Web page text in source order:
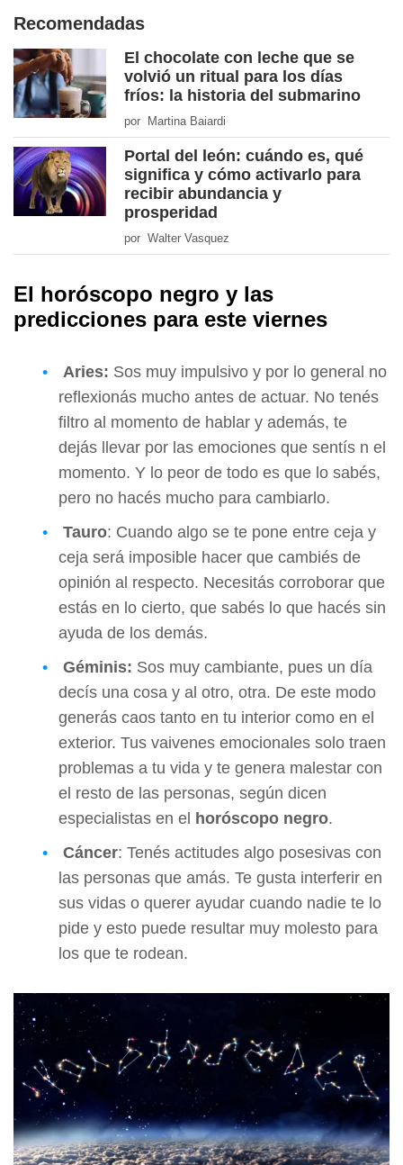
Recomendadas
El chocolate con leche que se
volvió un ritual para los días
fríos: la historia del submarino
por Martina Baiardi
Portal del león: cuándo es, qué
significa y cómo activarlo para
recibir abundancia y
prosperidad
por Walter Vasquez
El horóscopo negro y las
predicciones para este viernes
Aries: Sos muy impulsivo y por lo general no
reflexionás mucho antes de actuar. No tenés
filtro al momento de hablar y además, te
dejás llevar por las emociones que sentís n el
momento. Y lo peor de todo es que lo sabés,
pero no hacés mucho para cambiarlo.
Tauro: Cuando algo se te pone entre ceja y
ceja será imposible hacer que cambiés de
opinión al respecto. Necesitás corroborar que
estás en lo cierto, que sabés lo que hacés sin
ayuda de los demás.
Géminis: Sos muy cambiante, pues un día
decís una cosa y al otro, otra. De este modo
generás caos tanto en tu interior como en el
exterior. Tus vaivenes emocionales solo traen
problemas a tu vida y te genera malestar con
el resto de las personas, según dicen
especialistas en el horóscopo negro.
Cáncer: Tenés actitudes algo posesivas con
las personas que amás. Te gusta interferir en
sus vidas o querer ayudar cuando nadie te lo
pide y esto puede resultar muy molesto para
los que te rodean.